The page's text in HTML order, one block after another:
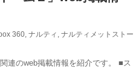
360, ナルティ , ナルティメットストー
連のweb掲載情報を紹介です。 ■ス